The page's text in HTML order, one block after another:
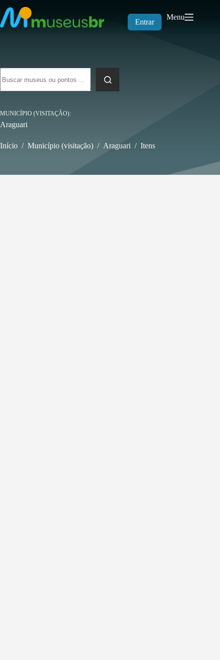
para
o
conteúdo
Entrar
Menu
resultados
MUNICÍPIO (VISITAÇÃO)
Araguari
Início / Município (visitação) / Araguari / Itens